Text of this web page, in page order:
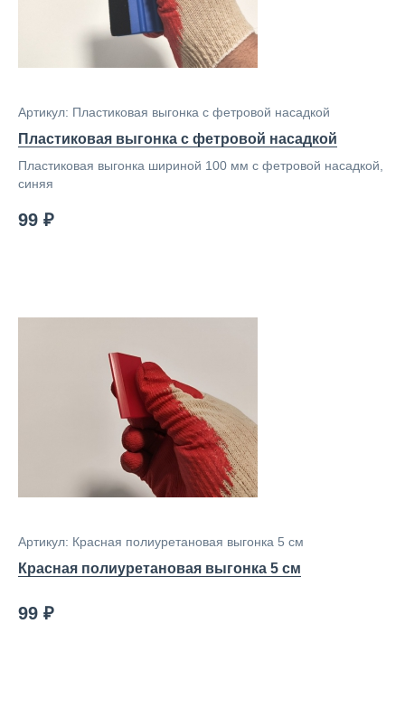
Артикул: Пластиковая выгонка с фетровой насадкой
Пластиковая выгонка с фетровой насадкой
Пластиковая выгонка шириной 100 мм с фетровой насадкой,
синяя
99 ₽
Артикул: Красная полиуретановая выгонка 5 см
Красная полиуретановая выгонка 5 см
99 ₽